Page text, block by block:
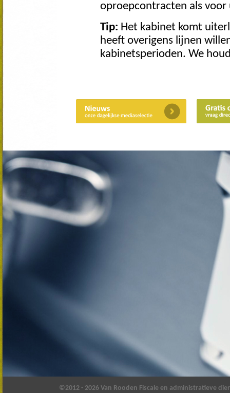
oproepcontracten als
Tip: Het kabinet komt
heeft overigens lijnen
kabinetsperioden. We
©2012 - 2026 Van Rooden Fiscale en administratieve